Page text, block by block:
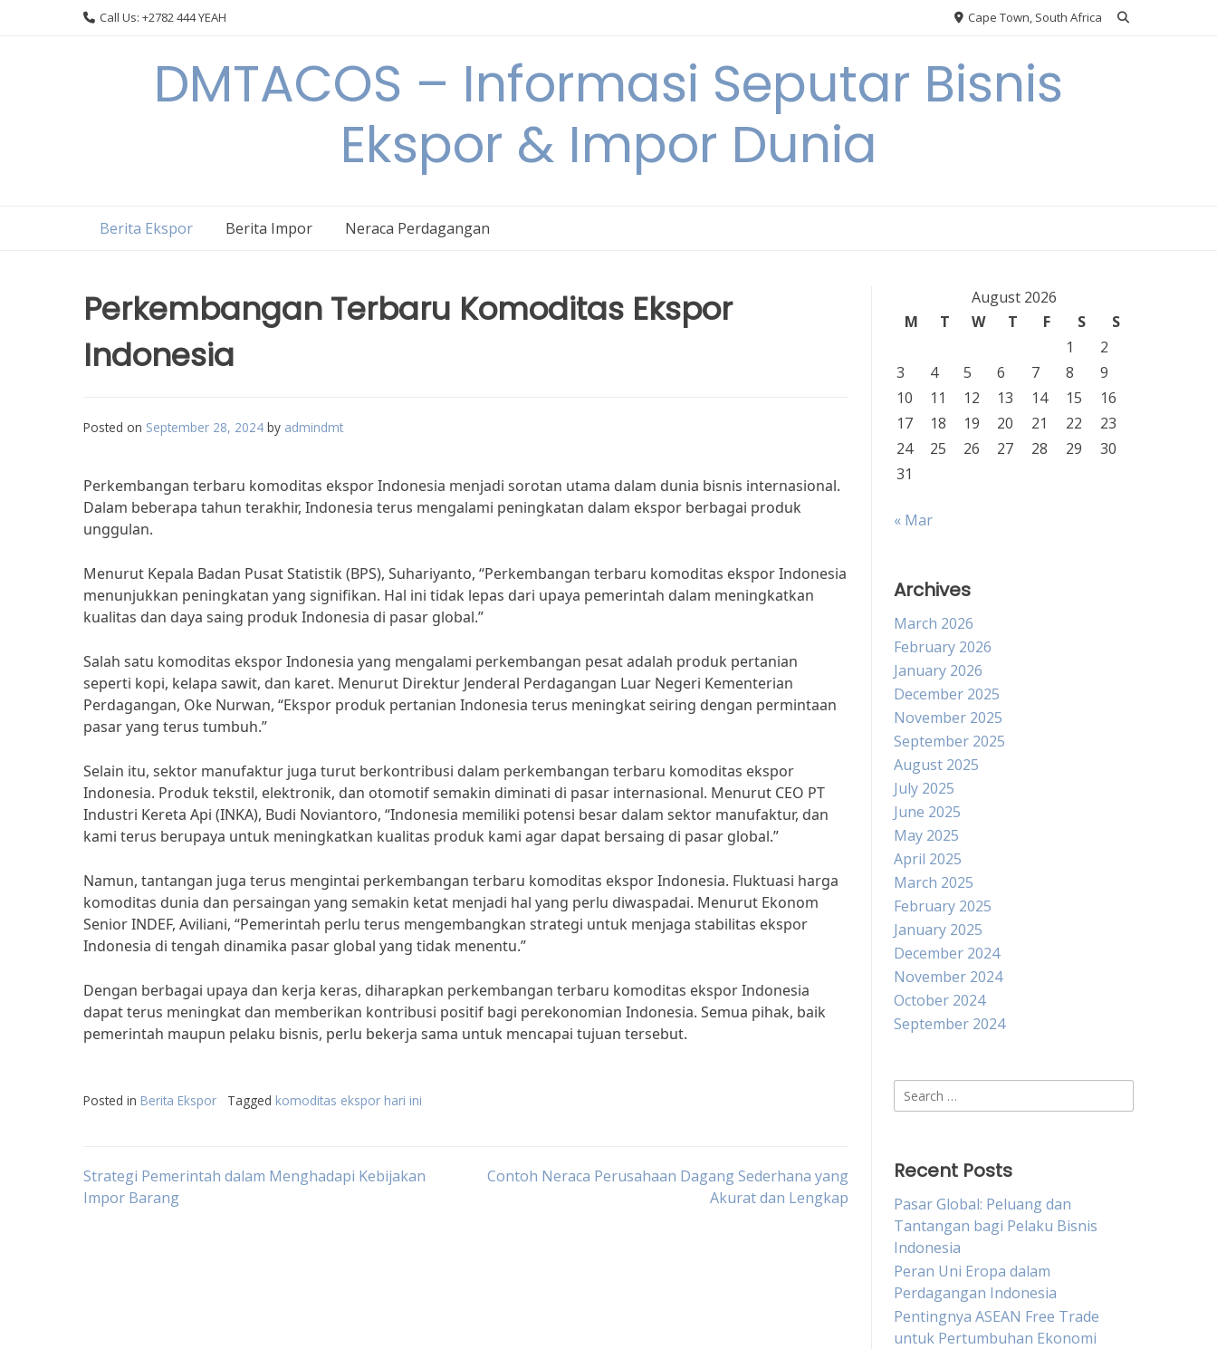
Call Us: +2782 444 YEAH Cape Town, South Africa
DMTACOS – Informasi Seputar Bisnis
Ekspor & Impor Dunia
Berita Ekspor Berita Impor Neraca Perdagangan
Perkembangan Terbaru Komoditas Ekspor
Indonesia
Posted on September 28, 2024 by admindmt
Perkembangan terbaru komoditas ekspor Indonesia menjadi sorotan utama dalam dunia bisnis internasional.
Dalam beberapa tahun terakhir, Indonesia terus mengalami peningkatan dalam ekspor berbagai produk
unggulan.
Menurut Kepala Badan Pusat Statistik (BPS), Suhariyanto, “Perkembangan terbaru komoditas ekspor Indonesia
menunjukkan peningkatan yang signifikan. Hal ini tidak lepas dari upaya pemerintah dalam meningkatkan
kualitas dan daya saing produk Indonesia di pasar global.”
Salah satu komoditas ekspor Indonesia yang mengalami perkembangan pesat adalah produk pertanian
seperti kopi, kelapa sawit, dan karet. Menurut Direktur Jenderal Perdagangan Luar Negeri Kementerian
Perdagangan, Oke Nurwan, “Ekspor produk pertanian Indonesia terus meningkat seiring dengan permintaan
pasar yang terus tumbuh.”
Selain itu, sektor manufaktur juga turut berkontribusi dalam perkembangan terbaru komoditas ekspor
Indonesia. Produk tekstil, elektronik, dan otomotif semakin diminati di pasar internasional. Menurut CEO PT
Industri Kereta Api (INKA), Budi Noviantoro, “Indonesia memiliki potensi besar dalam sektor manufaktur, dan
kami terus berupaya untuk meningkatkan kualitas produk kami agar dapat bersaing di pasar global.”
Namun, tantangan juga terus mengintai perkembangan terbaru komoditas ekspor Indonesia. Fluktuasi harga
komoditas dunia dan persaingan yang semakin ketat menjadi hal yang perlu diwaspadai. Menurut Ekonom
Senior INDEF, Aviliani, “Pemerintah perlu terus mengembangkan strategi untuk menjaga stabilitas ekspor
Indonesia di tengah dinamika pasar global yang tidak menentu.”
Dengan berbagai upaya dan kerja keras, diharapkan perkembangan terbaru komoditas ekspor Indonesia
dapat terus meningkat dan memberikan kontribusi positif bagi perekonomian Indonesia. Semua pihak, baik
pemerintah maupun pelaku bisnis, perlu bekerja sama untuk mencapai tujuan tersebut.
Posted in Berita Ekspor Tagged komoditas ekspor hari ini
Post
Strategi Pemerintah dalam Menghadapi Kebijakan
Impor Barang
Contoh Neraca Perusahaan Dagang Sederhana yang
Akurat dan Lengkap
August 2026
M
T W T F S
S
1
2
3
4 5 6 7 8
9
10
11 12 13 14 15
16
17
18 19 20 21 22
23
24
25 26 27 28 29
30
31
« Mar
Archives
March 2026
February 2026
January 2026
December 2025
November 2025
September 2025
August 2025
July 2025
June 2025
May 2025
April 2025
March 2025
February 2025
January 2025
December 2024
November 2024
October 2024
September 2024
Search
for:
Recent Posts
Pasar Global: Peluang dan
Tantangan bagi Pelaku Bisnis
Indonesia
Peran Uni Eropa dalam
Perdagangan Indonesia
Pentingnya ASEAN Free Trade
untuk Pertumbuhan Ekonomi